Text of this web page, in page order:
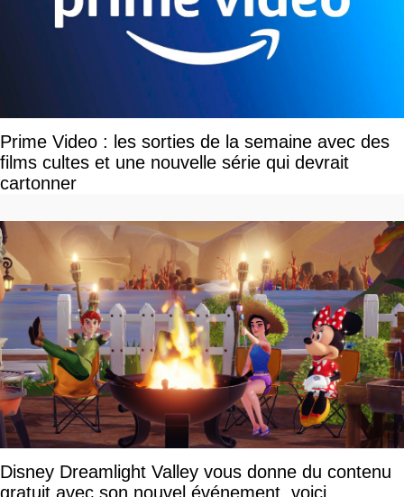
Prime Video : les sorties de la semaine avec des
films cultes et une nouvelle série qui devrait
cartonner
Disney Dreamlight Valley vous donne du contenu
gratuit avec son nouvel événement, voici